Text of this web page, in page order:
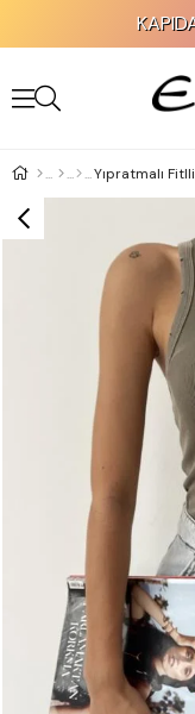
KAPIDA
Yıpratmalı